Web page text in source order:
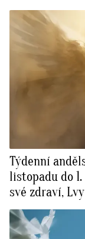
Týdenní
listopadu do
své zdraví,